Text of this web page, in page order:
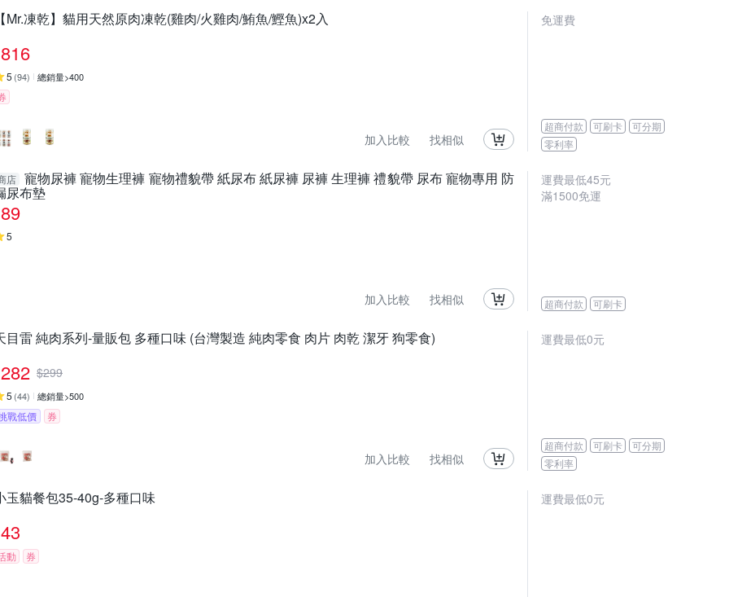
Mr.凍乾】貓用天然原肉凍乾(雞肉/火雞肉/鮪魚/鰹魚)x2入
816
5 (94) 總銷量>400
加入比較 找相似
免運費
超商付款 可刷卡
可分期
零利率
店 寵物尿褲 寵物生理褲 寵物禮貌帶 紙尿布 紙尿褲 尿褲 生理褲 禮貌帶 尿布 寵物專用 防
尿布墊
89
5
加入比較 找相似
運費最低45元
滿1500免運
超商付款 可刷卡
目雷 純肉系列-量販包 多種口味 (台灣製造 純肉零食 肉片 肉乾 潔牙 狗零食)
282 $299
5 (44) 總銷量>500
戰低價 券
加入比較 找相似
運費最低0元
超商付款 可刷卡
可分期
零利率
玉貓餐包35-40g-多種口味
43
動 券
運費最低0元